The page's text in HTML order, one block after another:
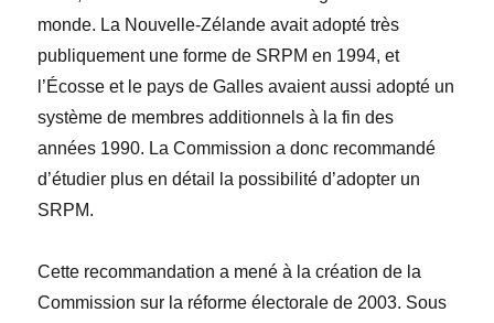
monde. La Nouvelle-Zé lande avait adopté très
publiquement une forme de SRPM en 1994, et
l’Écosse et le pays de Galles avaient aussi adopté un
système de membres additionnels à la fin des
années 1990. La Commission a donc recommandé
d’étudier plus en détail la possibilité d’adopter un
SRPM.
Cette recommandation a mené à la création de la
Commission sur la réforme électorale de 2003. Sous